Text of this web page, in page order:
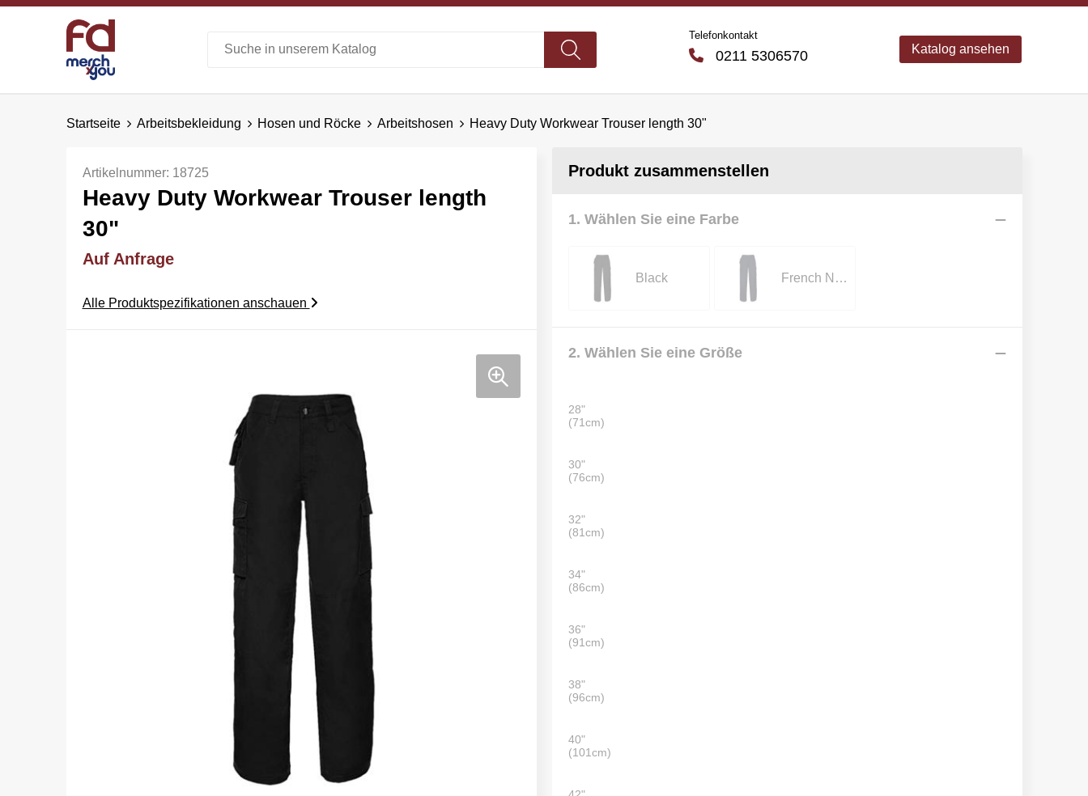
Telefonkontakt
0211 5306570 Katalog ansehen
Startseite Arbeitsbekleidung Hosen und Röcke Arbeitshosen Heavy Duty Workwear Trouser length 30"
Artikelnummer: 18725
Heavy Duty Workwear Trouser length
30"
Auf Anfrage
Alle Produktspezifikationen anschauen
Produkt zusammenstellen
1. Wählen Sie eine Farbe
Black French Navy
2. Wählen Sie eine Größe
28"
(71cm)
30"
(76cm)
32"
(81cm)
34"
(86cm)
36"
(91cm)
38"
(96cm)
40"
(101cm)